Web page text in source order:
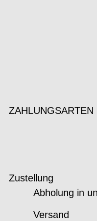
ZAHLUNGSARTEN
Zustellung
Abholung in
Versand